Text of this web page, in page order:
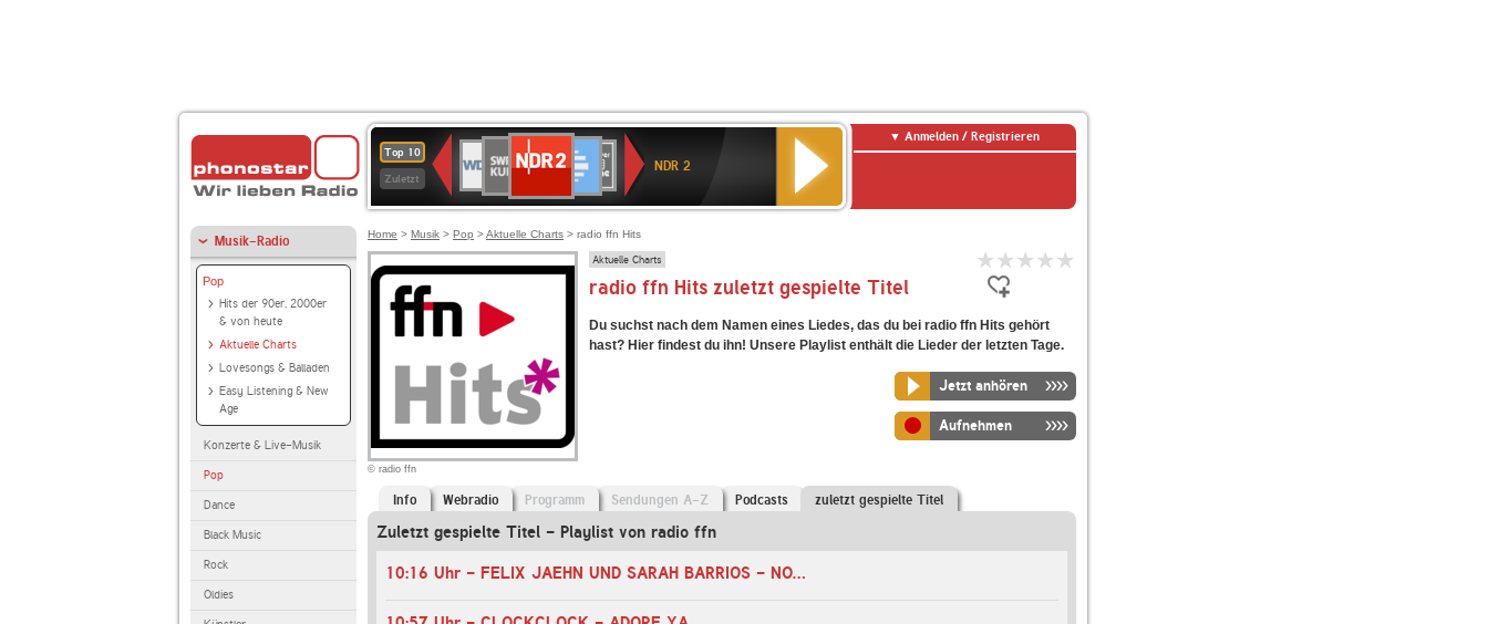
Top 10
Zuletzt
Deutschlandfunk
80er
90er
OLDIE
ANTENNE
SWR3
WDR
4
BR-
KLASSIK
Deutschlandfunk
Kultur
ANTENNE
BAYERN
2
Kultur
2
NDR 2
Anmelden / Registrieren
Musik-Radio
Pop
Hits der 90er, 2000er
& von heute
Aktuelle Charts
Lovesongs & Balladen
Easy Listening & New
Age
Konzerte & Live-Musik
Pop
Dance
Black Music
Rock
Oldies
Home > Musik > Pop >Aktuelle Charts > radio ffn Hits
© radio ffn
Aktuelle Charts
radio ffn Hits zuletzt gespielte Titel
Du suchst nach dem Namen eines Liedes, das du bei radio ffn Hits gehört
hast? Hier findest du ihn! Unsere Playlist enthält die Lieder der letzten Tage.
Jetzt anhören
Aufnehmen
Info Webradio Programm Sendungen A-Z Podcasts zuletzt gespielte Titel
Zuletzt gespielte Titel - Playlist von radio ffn
10:16 Uhr - FELIX JAEHN UND SARAH BARRIOS - NOW'S A GOOD TIME TO BE